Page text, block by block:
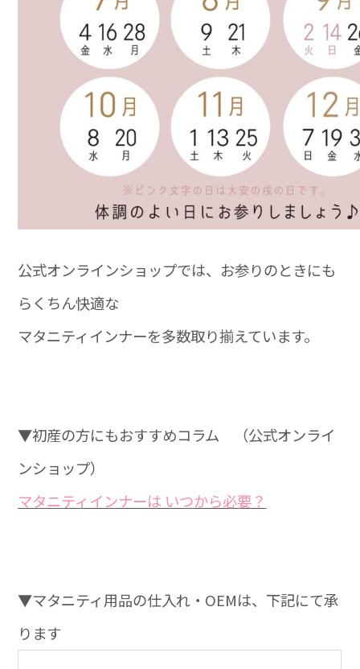
公式オンラインショップでは、お参りのときにも
らくちん快適な
マタニティインナーを多数取り揃えています。
▼初産の方にもおすすめコラム （公式オンライ
ンショップ）
マタニティインナーは いつから必要？
▼マタニティ用品の仕入れ・OEMは、下記にて承
ります